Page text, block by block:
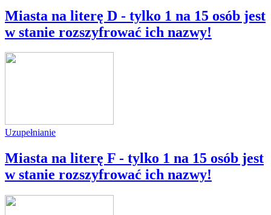
Miasta na literę D - tylko 1 na 15 osób jest
w stanie rozszyfrować ich nazwy!
Uzupełnianie
Miasta na literę F - tylko 1 na 15 osób jest
w stanie rozszyfrować ich nazwy!